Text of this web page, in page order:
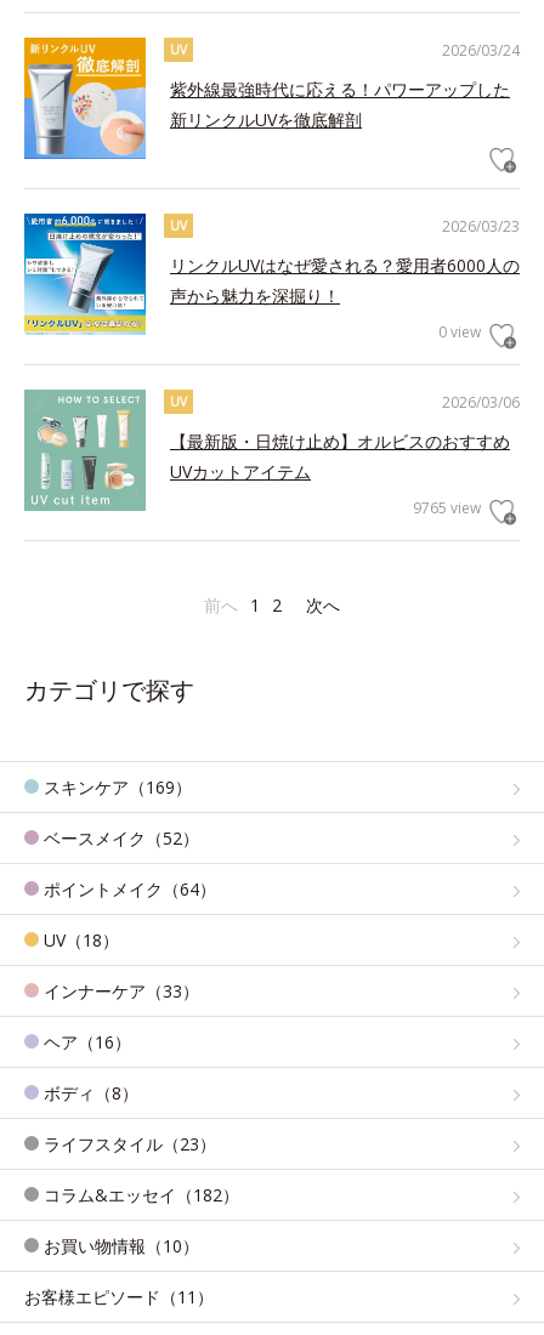
2026/03/24
UV
紫外線最強時代に応える！パワーアップした
新リンクルUVを徹底解剖
2026/03/23
UV
リンクルUVはなぜ愛される？愛用者6000人の
声から魅力を深掘り！
0 view
2026/03/06
UV
【最新版・日焼け止め】オルビスのおすすめ
UVカットアイテム
9765 view
前へ 1 2 次へ
カテゴリで探す
スキンケア（169）
ベースメイク（52）
ポイントメイク（64）
UV（18）
インナーケア（33）
ヘア（16）
ボディ（8）
ライフスタイル（23）
コラム&エッセイ（182）
お買い物情報（10）
お客様エピソード（11）